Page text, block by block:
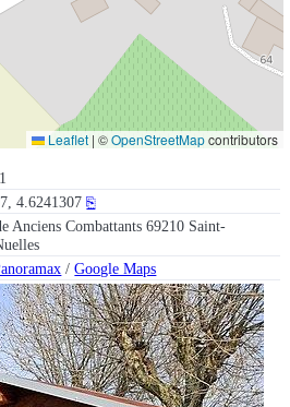
4.6241307 ⎘
Anciens Combattants 69210 Saint-
/Google Maps
Leaflet | ©OpenStreetMapcontributors